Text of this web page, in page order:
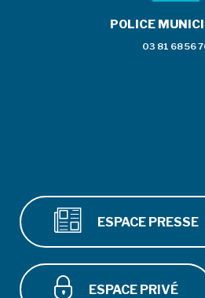
POLICE
03 81 68 56
ESPACE PRESSE
ESPACE PRIVÉ